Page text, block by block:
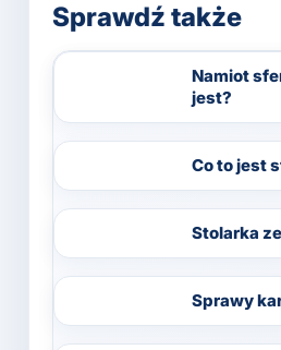
Sprawdź także
Namiot
jest?
Co to jest
Stolarka
Sprawy